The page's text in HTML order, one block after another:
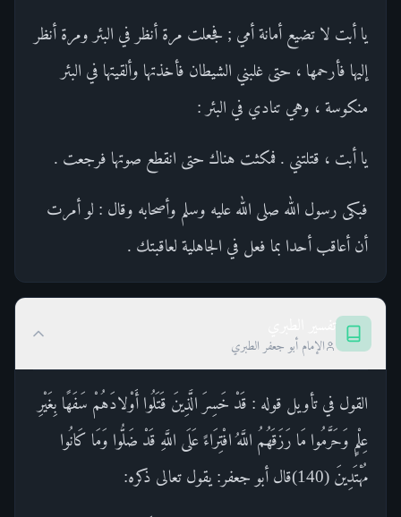
يا أبت لا تضيع أمانة أمي ; فجعلت مرة أنظر في البئر ومرة أنظر
إليها فأرحمها ، حتى غلبني الشيطان فأخذتها وألقيتها في البئر
منكوسة ، وهي تنادي في البئر :
يا أبت ، قتلتني . فمكثت هناك حتى انقطع صوتها فرجعت .
فبكى رسول الله صلى الله عليه وسلم وأصحابه وقال : لو أمرت
أن أعاقب أحدا بما فعل في الجاهلية لعاقبتك .
الإمام أبو جعفر الطبري
القول في تأويل قوله : قَدْ خَسِرَ الَّذِينَ قَتَلُوا أَوْلادَهُمْ سَفَهًا بِغَيْرِ
عِلْمٍ وَحَرَّمُوا مَا رَزَقَهُمُ اللَّهُ افْتِرَاءً عَلَى اللَّهِ قَدْ ضَلُّوا وَمَا كَانُوا
مُهْتَدِينَ (140)قال أبو جعفر: يقول تعالى ذكره: